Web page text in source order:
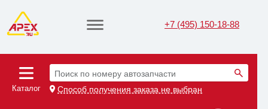
+7 (495) 150-18-88
Каталог
Поиск по номеру автозапчасти
Способ получения заказа не выбран